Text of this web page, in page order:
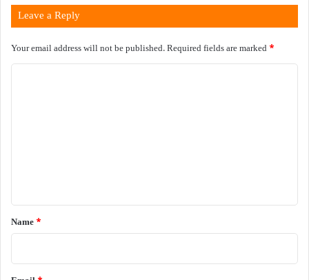
Leave a Reply
Your email address will not be published.Required fields are marked *
*
Name *